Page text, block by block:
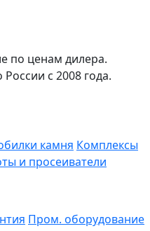
по ценам дилера.
с 2008 года.
камня Комплексы
и просеиватели
Пром. оборудование